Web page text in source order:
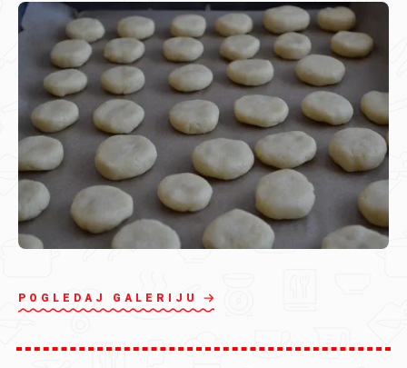
POGLEDAJ GALERIJU